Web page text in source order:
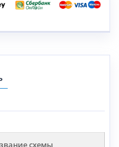
схемы